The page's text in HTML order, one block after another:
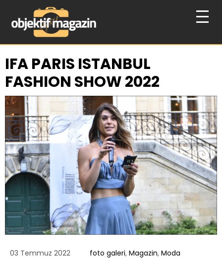
IFA PARIS ISTANBUL
FASHION SHOW 2022
03 Temmuz 2022 foto galeri, Magazin, Moda